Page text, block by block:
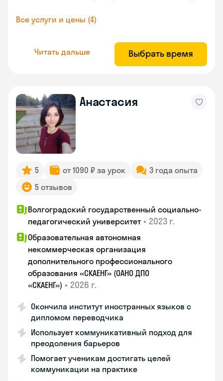
Все услуги и цены (4)
Читать дальше Выбрать время
Анастасия
5 от 1090 ₽ за урок
3 года опыта
5 отзывов
Волгоградский государственный социально-
педагогический университет • 2023 г.
Образовательная автономная
некоммерческая организация
дополнительного профессионального
образования «СКАЕНГ» (ОАНО ДПО
«СКАЕНГ») • 2026 г.
Окончила институт иностранных языков с
дипломом переводчика
Использует коммуникативный подход для
преодоления барьеров
Помогает ученикам достигать целей
коммуникации на практике